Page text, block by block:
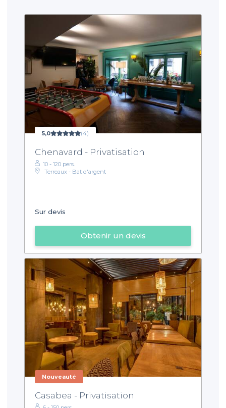
5,0 (4)
Chenavard - Privatisation
10 - 120 pers.
Terreaux - Bat d'argent
Sur devis
Obtenir un devis
Nouveauté
Casabea - Privatisation